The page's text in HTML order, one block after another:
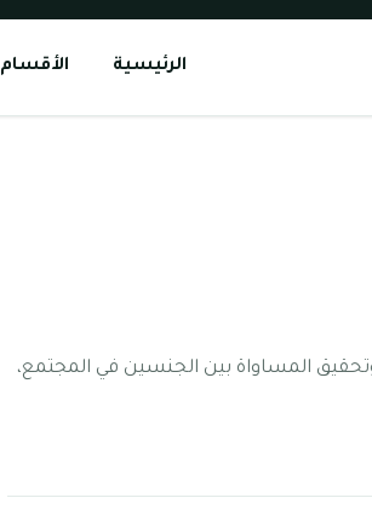
الرئيسية الأقسام
المساواة بين الجنسين في المجتمع،